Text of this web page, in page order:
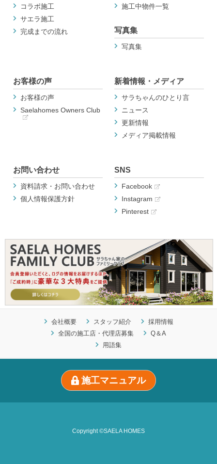
コラボ施工
サエラ施工
完成までの流れ
施工中物件一覧
写真集
写真集
お客様の声
お客様の声
Saelahomes Owners Club
新着情報・メディア
サラちゃんのひとり言
ニュース
更新情報
メディア掲載情報
お問い合わせ
資料請求・お問い合わせ
個人情報保護方針
SNS
Facebook
Instagram
Pinterest
会社概要 スタッフ紹介
採用情報
全国の施工店・代理店募集
Q＆A
用語集
施工マニュアル
Copyright ©SAELA HOMES